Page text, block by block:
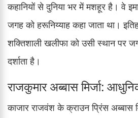
कहानियों से दुनिया भर में मशहूर है। वे
जगह को हरूनिय्याह कहा जाता था।
शक्तिशाली खलीफा को उसी स्थान पर
दर्शाता है।
राजकुमार अब्बास मिर्जा:
काजार राजवंश के क्राउन प्रिंस अब्बास